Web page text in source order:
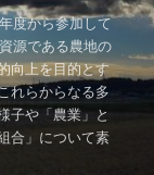
度から参加して
源である農地の
向上を目的とす
れらからなる多
子や「農業」と
合」について素